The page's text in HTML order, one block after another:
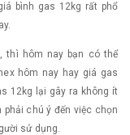
bình gas 12kg rất phổ
thì hôm nay bạn có thể
hôm nay hay giá gas
12kg lại gây ra không ít
chú ý đến việc chọn
sử dụng.